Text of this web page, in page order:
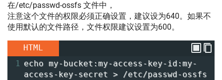
在/etc/passwd-ossfs 文件中，
注意这个文件的权限必须正确设置，建议设为640。如果不
使用默认的文件路径，文件权限建议设置为600。
HTML
1 echo my-bucket:my-access-key-id:my-
access-key-secret > /etc/passwd-ossfs